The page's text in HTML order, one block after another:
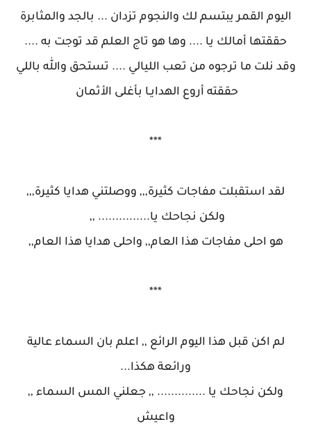
اليوم القمر يبتسم لك والنجوم تزدان ... بالجد والمثابرة
حققتها أمالك يا .... وها هو تاج العلم قد توجت به ....
وقد نلت ما ترجوه من تعب الليالي .... تستحق والله باللي
حققته أروع الهدايـا بأغلى الأثمان
***
لقد استقبلت مفاجات كثيرة,,, ووصلتني هدايا كثيرة,,,
ولكن نجاحك يا............... ,,
هو احلى مفاجات هذا العام,, واحلى هدايا هذا العام,,
***
لم اكن قبل هذا اليوم الرائع ,, اعلم بان السماء عالية
ورائعة هكذا...
ولكن نجاحك يا .............. ,, جعلني المس السماء ,,
واعيش